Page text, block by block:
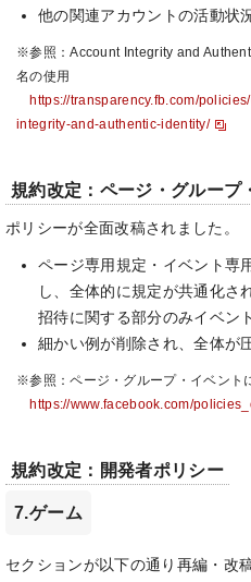
他の関連アカウントの活動状
※参照：Account Integrity and
名の使用
https://transparency.fb.com/
integrity-and-authentic-identity/
規約改定：ページ・グループ
ポリシーが全面改稿されました。
ページ専用規定・イベント専
し、全体的に規定が共通化さ
招待に関する部分のみイベン
細かい例が削除され、全体が
※参照：ページ・グループ・イベント
https://www.facebook.com/
規約改定：開発者ポリシー
7.ゲーム
セクションが以下の通り再編・改